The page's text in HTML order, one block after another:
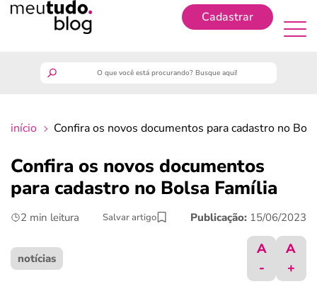
Cadastrar
finanças
benefícios
crédito fácil
início Confira os novos documentos para cadastro no
Confira os novos documentos
para cadastro no Bolsa Família
2 min leitura Salvar artigo Publicação: 15/06/2023
notícias
A
-
A
+